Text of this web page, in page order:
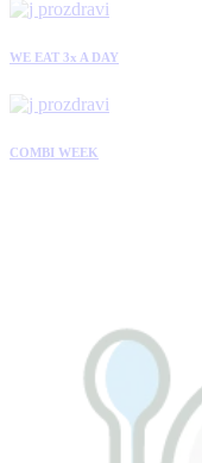
WE EAT 3x A DAY
COMBI WEEK